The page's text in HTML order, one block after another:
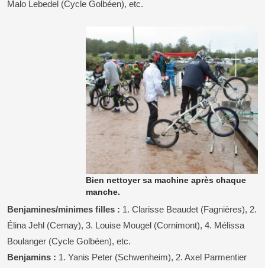
Malo Lebedel (Cycle Golbéen), etc.
Bien nettoyer sa machine après chaque
manche.
Benjamines/minimes filles : 1. Clarisse Beaudet (Fagnières), 2.
Élina Jehl (Cernay), 3. Louise Mougel (Cornimont), 4. Mélissa
Boulanger (Cycle Golbéen), etc.
Benjamins : 1. Yanis Peter (Schwenheim), 2. Axel Parmentier